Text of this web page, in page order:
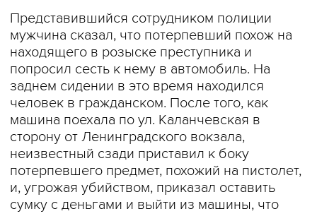
Представившийся сотрудником полиции
мужчина сказал, что потерпевший похож на
находящего в розыске преступника и
попросил сесть к нему в автомобиль. На
заднем сидении в это время находился
человек в гражданском. После того, как
машина поехала по ул. Каланчевская в
сторону от Ленинградского вокзала,
неизвестный сзади приставил к боку
потерпевшего предмет, похожий на пистолет,
и, угрожая убийством, приказал оставить
сумку с деньгами и выйти из машины, что